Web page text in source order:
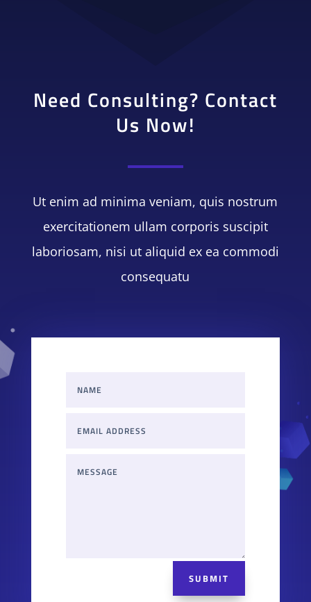
Need Consulting? Contact
Us Now!
Ut enim ad minima veniam, quis nostrum
exercitationem ullam corporis suscipit
laboriosam, nisi ut aliquid ex ea commodi
consequatu
SUBMIT